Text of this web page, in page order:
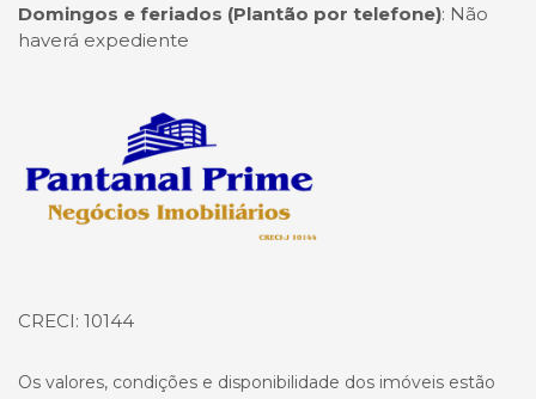
Domingos e feriados (Plantão por telefone): Não
haverá expediente
Página inicial
CRECI: 10144
Os valores, condições e disponibilidade dos imóveis estão